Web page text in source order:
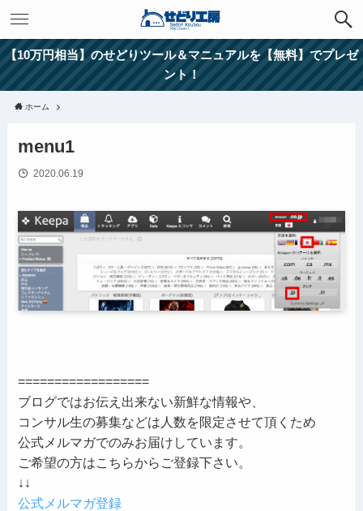
【10万円相当】のせどりツール＆マニュアルを【無料】でプレゼ
ント！
ホーム
menu1
2020.06.19
==================
ブログではお伝え出来ない新鮮な情報や、
コンサル生の募集などは人数を限定させて頂くため
公式メルマガでのみお届けしています。
ご希望の方はこちらからご登録下さい。
↓↓
公式メルマガ登録